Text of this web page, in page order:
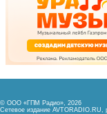
© ООО «ГПМ Радио», 2026
Сетевое издание AVTORADIO.RU,